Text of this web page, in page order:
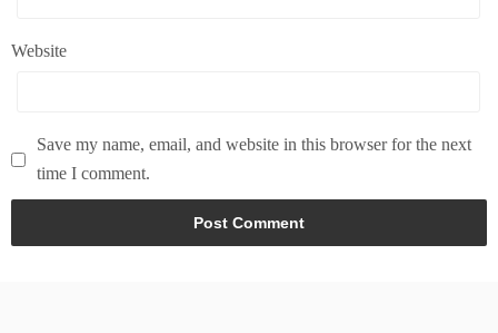
Website
Save my name, email, and website in this browser for the next
time I comment.